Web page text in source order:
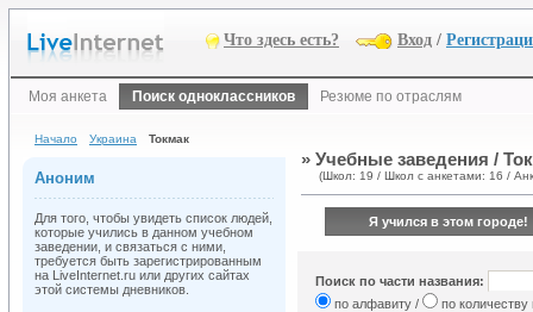
Что здесь есть? Вход /
Моя анкета Поиск одноклассников Резюме по отраслям
Начало Украина Токмак
Аноним
Для того, чтобы увидеть список людей,
которые учились в данном учебном
заведении, и связаться с ними,
требуется быть зарегистрированным
на LiveInternet.ru или других сайтах
этой системы дневников.
» Учебные заведения /
(Школ: 19 / Школ с анкетами: 16 /
Я учился в этом городе!
Поиск по части названия:
по алфавиту /
по